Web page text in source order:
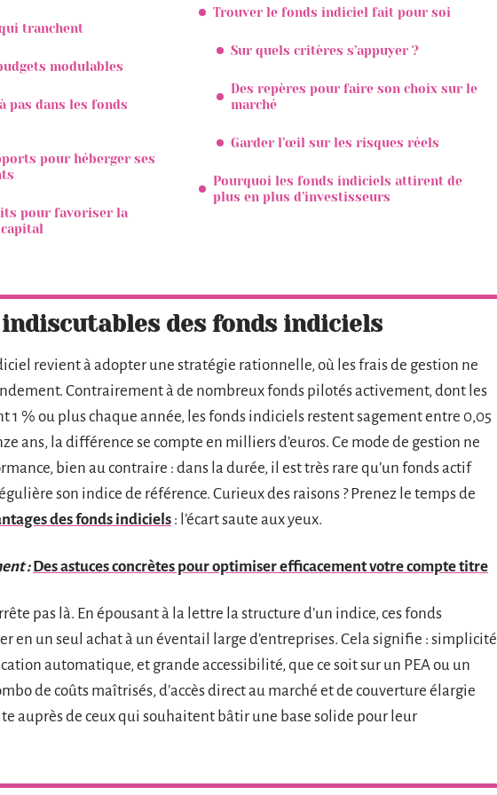
tranchent
modulables
pas dans les fonds
pour héberger ses
pour favoriser la
Trouver le fonds indiciel fait pour soi
Sur quels critères s’appuyer ?
Des repères pour faire son choix sur le
marché
Garder l’œil sur les risques réels
Pourquoi les fonds indiciels attirent de
plus en plus d’investisseurs
des fonds indiciels
revient à adopter une stratégie rationnelle, où les frais de gestion ne
Contrairement à de nombreux fonds pilotés activement, dont les
1 % ou plus chaque année, les fonds indiciels restent sagement entre 0,05
ans, la différence se compte en milliers d’euros. Ce mode de gestion ne
bien au contraire : dans la durée, il est très rare qu’un fonds actif
son indice de référence. Curieux des raisons ? Prenez le temps de
des fonds indiciels : l’écart saute aux yeux.
: Des astuces concrètes pour optimiser efficacement votre compte titre
pas là. En épousant à la lettre la structure d’un indice, ces fonds
en un seul achat à un éventail large d’entreprises. Cela signifie : simplicité
automatique, et grande accessibilité, que ce soit sur un PEA ou un
de coûts maîtrisés, d’accès direct au marché et de couverture élargie
auprès de ceux qui souhaitent bâtir une base solide pour leur